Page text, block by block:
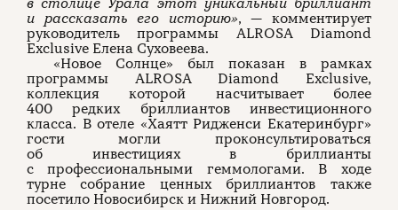
в столице Урала этот уникальный бриллиант
и рассказать его историю», — комментирует
руководитель программы ALROSA Diamond
Exclusive Елена Суховеева.
«Новое Солнце» был показан в рамках
программы ALROSA Diamond Exclusive,
коллекция которой насчитывает более
400 редких бриллиантов инвестиционного
класса. В отеле «Хаятт Ридженси Екатеринбург»
гости могли проконсультироваться
об инвестициях в бриллианты
с профессиональными геммологами. В ходе
турне собрание ценных бриллиантов также
посетило Новосибирск и Нижний Новгород.